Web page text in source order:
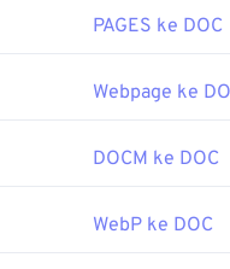
PAGES ke DOC
Webpage ke
DOCM ke DOC
WebP ke DOC